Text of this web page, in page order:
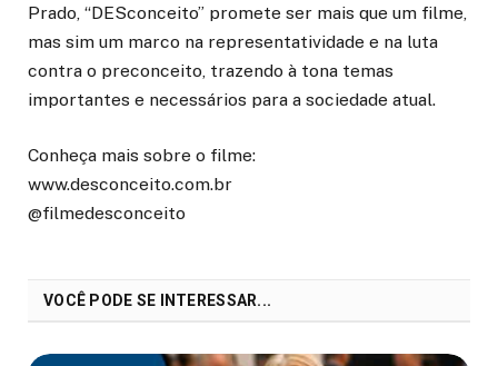
Prado, “DESconceito” promete ser mais que um filme,
mas sim um marco na representatividade e na luta
contra o preconceito, trazendo à tona temas
importantes e necessários para a sociedade atual.
Conheça mais sobre o filme:
www.desconceito.com.br
@filmedesconceito
VOCÊ PODE SE INTERESSAR...